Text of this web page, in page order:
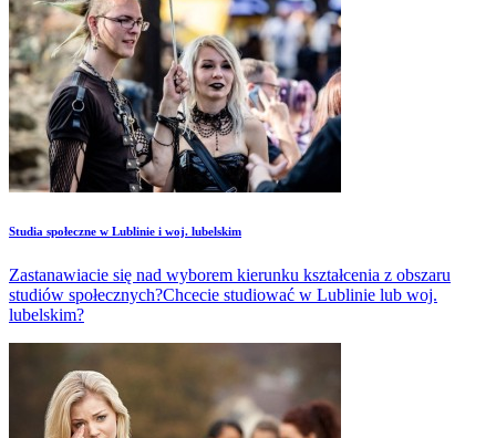
Studia społeczne w Lublinie i woj. lubelskim
Zastanawiacie się nad wyborem kierunku kształcenia z obszaru
studiów społecznych?Chcecie studiować w Lublinie lub woj.
lubelskim?